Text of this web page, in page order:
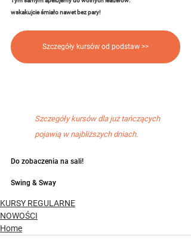
wskakujcie śmiało nawet bez pary!
Szczegóły kursów od podstaw >>
Szczegóły kursów dla już tańczących
pojawią w najbliższych dniach.
Do zobaczenia na sali!
Swing & Sway
KURSY REGULARNE
NOWOŚCI
Home